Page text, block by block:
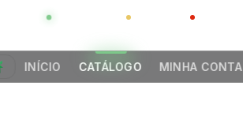
GLOBAL CHINA
INÍCIO CATÁLOGO MINHA CONTA